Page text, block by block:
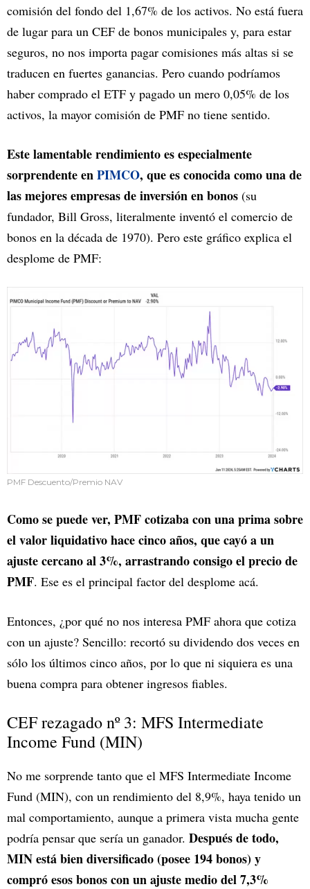
comisión del fondo del 1,67% de los activos. No está fuera
de lugar para un CEF de bonos municipales y, para estar
seguros, no nos importa pagar comisiones más altas si se
traducen en fuertes ganancias. Pero cuando podríamos
haber comprado el ETF y pagado un mero 0,05% de los
activos, la mayor comisión de PMF no tiene sentido.
Este lamentable rendimiento es especialmente
sorprendente enPIMCO, que es conocida como una de
las mejores empresas de inversión en bonos (su
fundador, Bill Gross, literalmente inventó el comercio de
bonos en la década de 1970). Pero este gráfico explica el
desplome de PMF:
PMF Descuento/Premio NAV
Como se puede ver, PMF cotizaba con una prima sobre
el valor liquidativo hace cinco años, que cayó a un
ajuste cercano al 3%, arrastrando consigo el precio de
PMF. Ese es el principal factor del desplome acá.
Entonces, ¿por qué no nos interesa PMF ahora que cotiza
con un ajuste? Sencillo: recortó su dividendo dos veces en
sólo los últimos cinco años, por lo que ni siquiera es una
buena compra para obtener ingresos fiables.
CEF rezagado nº 3: MFS Intermediate
Income Fund (MIN)
No me sorprende tanto que el MFS Intermediate Income
Fund (MIN), con un rendimiento del 8,9%, haya tenido un
mal comportamiento, aunque a primera vista mucha gente
podría pensar que sería un ganador. Después de todo,
MIN está bien diversificado (posee 194 bonos) y
compró esos bonos con un ajuste medio del 7,3%